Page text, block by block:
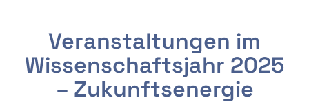
Veranstaltungen im
Wissenschaftsjahr 2025
– Zukunftsenergie